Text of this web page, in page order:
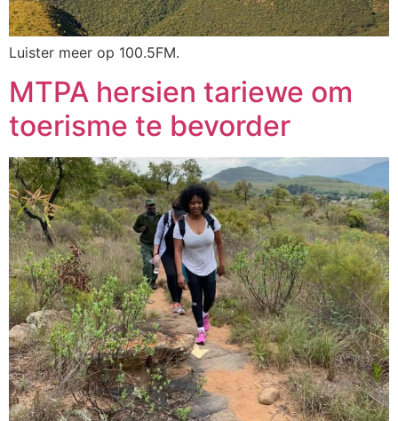
Luister meer op 100.5FM.
MTPA hersien tariewe om
toerisme te bevorder